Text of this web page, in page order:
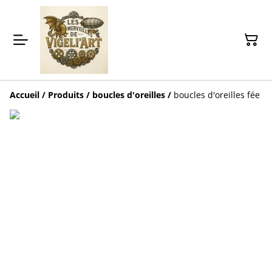
Accueil / Produits / boucles d'oreilles / boucles d'oreilles fée